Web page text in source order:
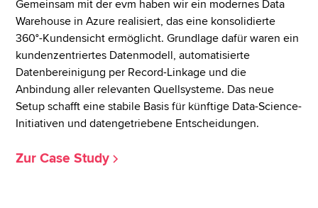
Gemeinsam mit der evm haben wir ein modernes Data
Warehouse in Azure realisiert, das eine konsolidierte
360°-Kundensicht ermöglicht. Grundlage dafür waren ein
kundenzentriertes Datenmodell, automatisierte
Datenbereinigung per Record-Linkage und die
Anbindung aller relevanten Quellsysteme. Das neue
Setup schafft eine stabile Basis für künftige Data-Science-
Initiativen und datengetriebene Entscheidungen.
Zur Case Study